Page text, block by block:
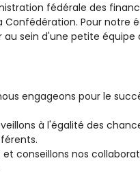
fédérale des
Pour notre
sein d'une petite
engageons pour le
veillons à l'égalité des
et conseillons nos